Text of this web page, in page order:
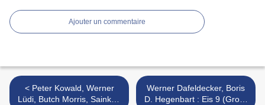
Ajouter un commentaire
< Peter Kowald, Werner
Lüdi, Butch Morris, Sainkho
Werner Dafeldecker, Boris
D. Hegenbart : Eis 9 (Grob)